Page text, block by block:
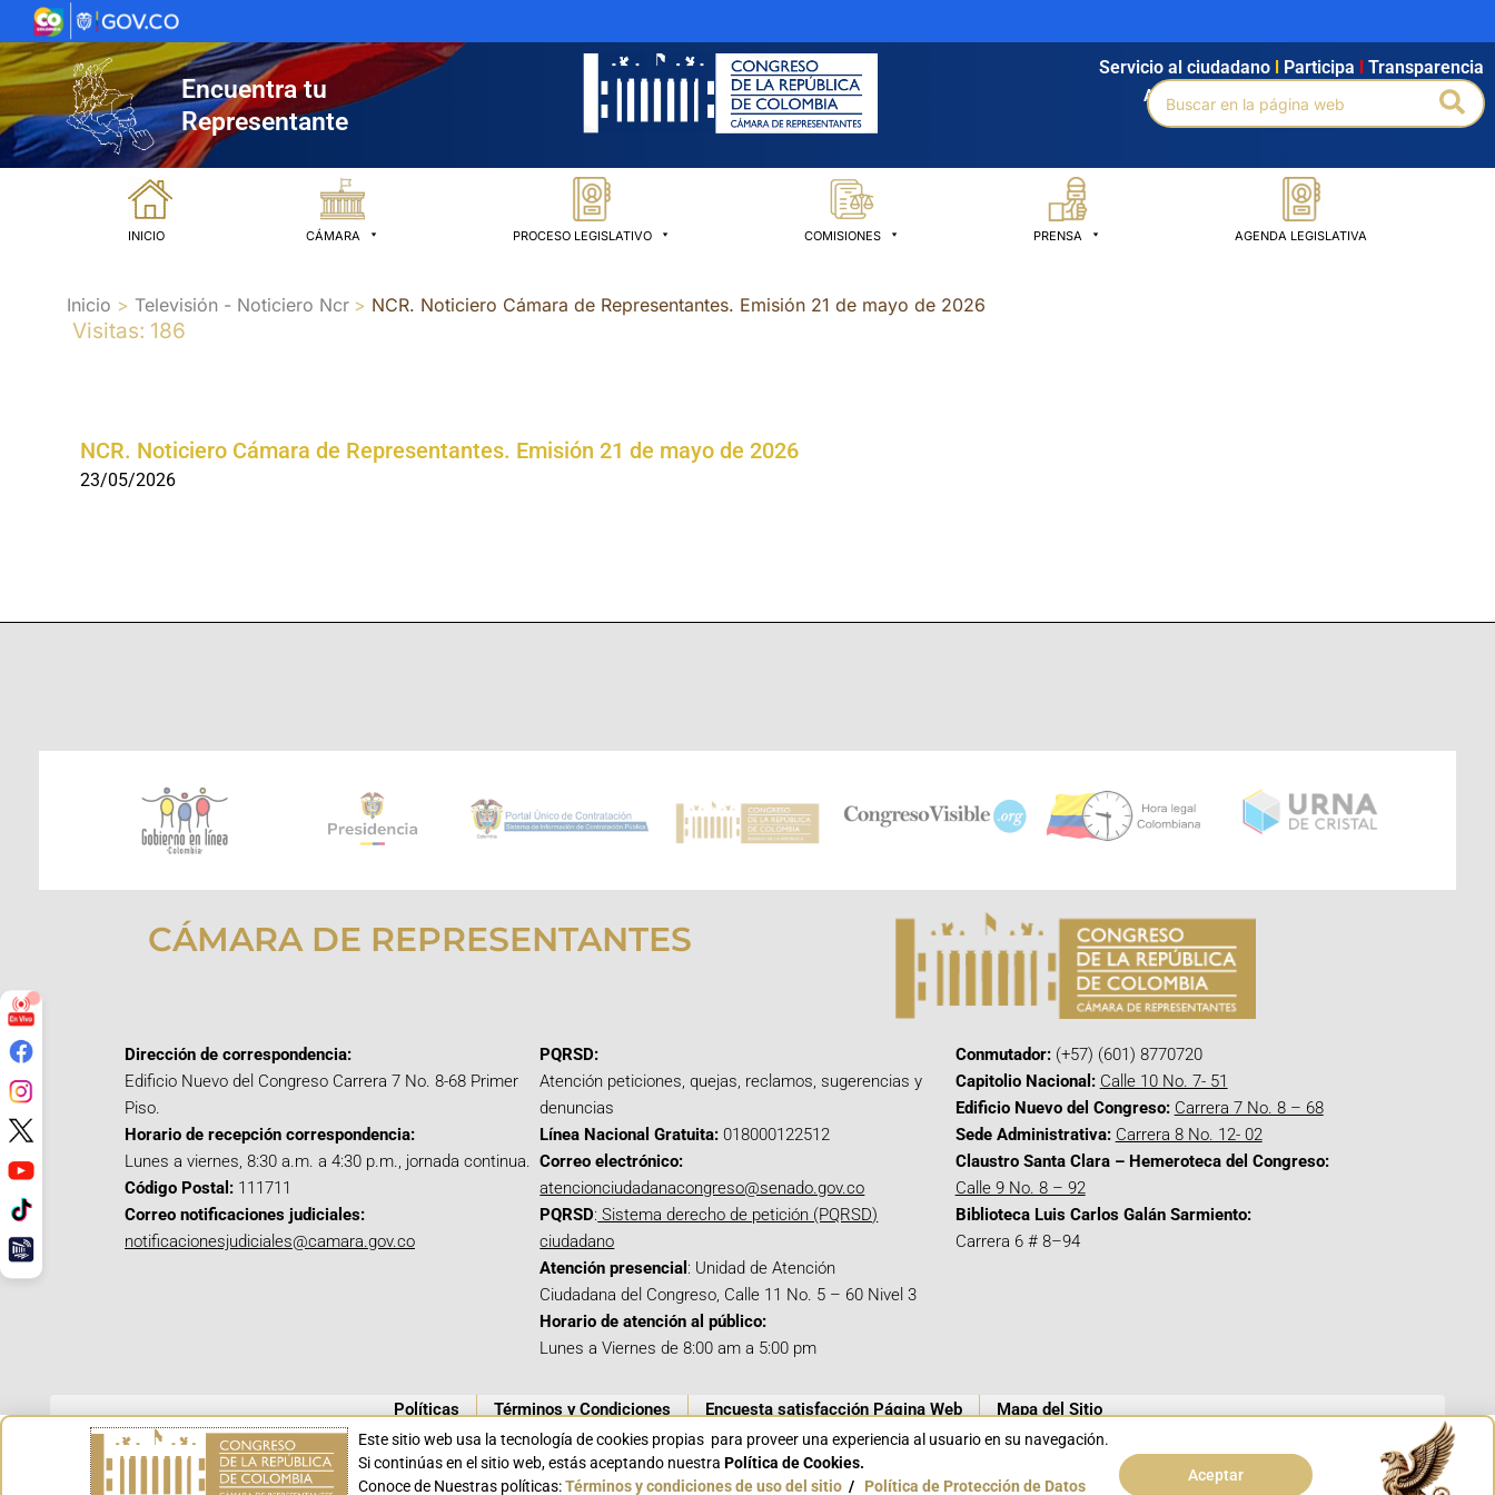
al
contenido
Encuentra tu
Representante
Agendamiento Intranet Búsqueda avanzada
Servicio al ciudadano Participa Transparencia
Buscar
por:
INICIO CÁMARA PROCESO LEGISLATIVO COMISIONES PRENSA AGENDA LEGISLATIVA
Inicio Televisión - Noticiero Ncr NCR. Noticiero Cámara de Representantes. Emisión 21 de mayo de 2026
Visitas: 186
NCR. Noticiero Cámara de Representantes. Emisión 21 de mayo de 2026
23/05/2026
CÁMARA DE REPRESENTANTES
Dirección de correspondencia:
Edificio Nuevo del Congreso Carrera 7 No. 8-68 Primer
Piso.
Horario de recepción correspondencia:
Lunes a viernes, 8:30 a.m. a 4:30 p.m., jornada continua.
Código Postal: 111711
Correo notificaciones judiciales:
notificacionesjudiciales@camara.gov.co
PQRSD:
Atención peticiones, quejas, reclamos, sugerencias y
denuncias
Línea Nacional Gratuita: 018000122512
Correo electrónico:
atencionciudadanacongreso@senado.gov.co
PQRSD: Sistema derecho de petición (PQRSD)
ciudadano
Atención presencial : Unidad de Atención
Ciudadana del Congreso, Calle 11 No. 5 – 60 Nivel 3
Horario de atención al público:
Lunes a Viernes de 8:00 am a 5:00 pm
Conmutador:(+57) (601) 8770720
Capitolio Nacional: Calle 10 No. 7- 51
Edificio Nuevo del Congreso: Carrera 7 No. 8 – 68
Sede Administrativa: Carrera 8 No. 12- 02
Claustro Santa Clara – Hemeroteca del Congreso:
Calle 9 No. 8 – 92
Biblioteca Luis Carlos Galán Sarmiento:
Carrera 6 # 8–94
Políticas Términos y Condiciones Encuesta satisfacción Página Web Mapa del Sitio
Este sitio web usa la tecnología de cookies propias para proveer una experiencia al usuario en su navegación.
Si continúas en el sitio web, estás aceptando nuestra Política de Cookies.
Conoce de Nuestras políticas:Términos y condiciones de uso del sitio/ Política de Protección de Datos
Aceptar